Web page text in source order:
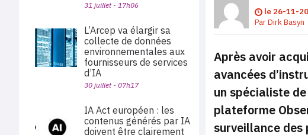
le 26-11-
ParDirk Basyn
Après avoir
avancées
un spécialiste
plateforme
surveillance des
31 juillet - 17h06
L’Arcep va élargir sa
collecte de données
environnementales aux
fournisseurs de services
d’IA
30 juillet - 07h17
IA Act européen : les
contenus générés par IA
doivent être clairement